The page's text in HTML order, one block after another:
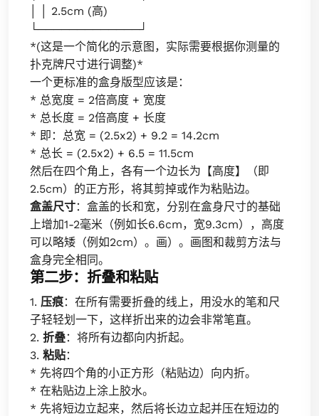
│ │ 2.5cm (高)
└─────────────┘
*(这是一个简化的示意图，实际需要根据你测量的
扑克牌尺寸进行调整)*
一个更标准的盒身版型应该是：
* 总宽度 = 2倍高度 + 宽度
* 总长度 = 2倍高度 + 长度
* 即：总宽 = (2.5x2) + 9.2 = 14.2cm
* 总长 = (2.5x2) + 6.5 = 11.5cm
然后在四个角上，各有一个边长为【高度】（即
2.5cm）的正方形，将其剪掉或作为粘贴边。
盒盖尺寸：盒盖的长和宽，分别在盒身尺寸的基础
上增加1-2毫米（例如长6.6cm，宽9.3cm），高度
可以略矮（例如2cm）。画）。画图和裁剪方法与
盒身完全相同。
第二步：折叠和粘贴
1. 压痕：在所有需要折叠的线上，用没水的笔和尺
子轻轻划一下，这样折出来的边会非常笔直。
2. 折叠：将所有边都向内折起。
3. 粘贴：
* 先将四个角的小正方形（粘贴边）向内折。
* 在粘贴边上涂上胶水。
* 先将短边立起来，然后将长边立起并压在短边的